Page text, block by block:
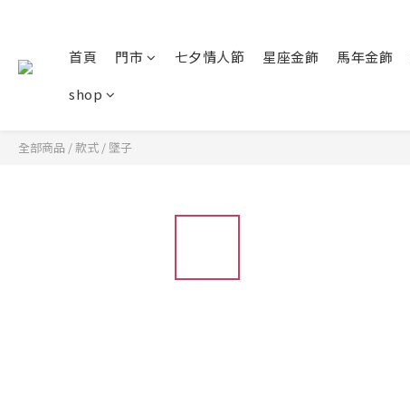
首頁 門市 七夕情人節 星座金飾 馬年金飾
shop
全部商品 /款式 / 墜子